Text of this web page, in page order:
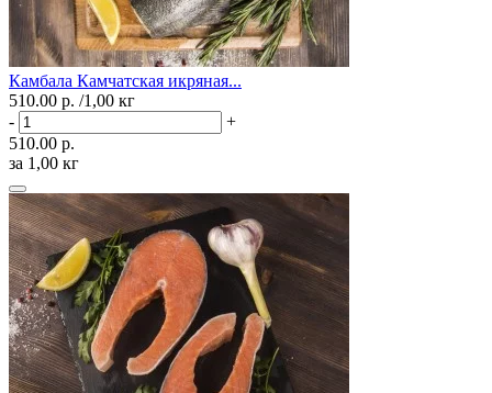
Камбала Камчатская икряная...
510.00 р. /1,00 кг
-
+
510.00 р.
за 1,00 кг